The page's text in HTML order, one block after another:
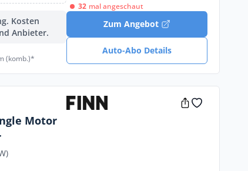
Kosten
Anbieter.
(komb.)*
32 mal angeschaut
Zum Angebot
Auto-Abo Details
Motor